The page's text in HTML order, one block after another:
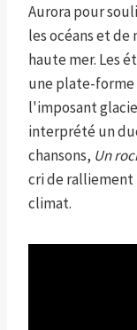
Aurora pour
les océans et
haute mer. Les
une plate-
l'imposant
interprété un
chansons, Un
cri de ralliement
climat.